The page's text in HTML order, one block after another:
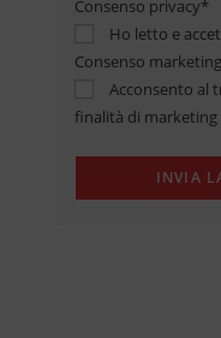
Consenso privacy*
Ho letto e
Consenso marketing
Acconsento al
finalità di marketing